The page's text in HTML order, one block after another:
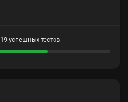
19 успешных тестов